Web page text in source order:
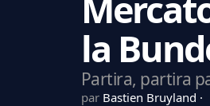
la
Partira, partira
par Bastien Bruyland